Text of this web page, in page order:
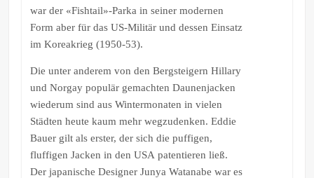
war der «Fishtail»-Parka in seiner modernen
Form aber für das US-Militär und dessen Einsatz
im Koreakrieg (1950-53).
Die unter anderem von den Bergsteigern Hillary
und Norgay populär gemachten Daunenjacken
wiederum sind aus Wintermonaten in vielen
Städten heute kaum mehr wegzudenken. Eddie
Bauer gilt als erster, der sich die puffigen,
fluffigen Jacken in den USA patentieren ließ.
Der japanische Designer Junya Watanabe war es